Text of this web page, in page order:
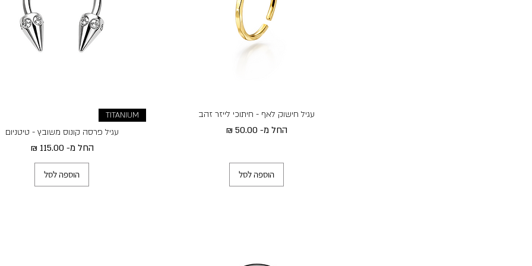
עגיל חישוק לאף - חיתוכי לייזר זהב
החל מ-
מחיר מבצע
הוספה לסל
TITANIUM
עגיל פרסה קונוס משובץ - טיטניום
החל מ-
מחיר מבצע
הוספה לסל